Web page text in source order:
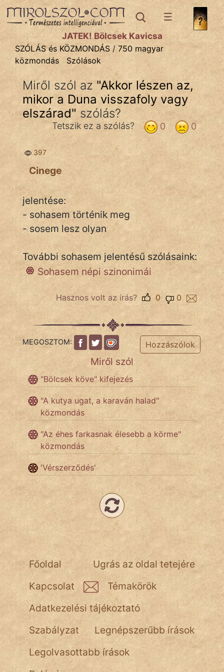
SZÓLÁS ÉS KÖZMONDÁStémák:
Bibliai
Kifejezések
Közmondások
Rímelő
Szállóigék
Szóláscsoportok
Szólások
Tréfás
IRODALOM
PSZICHO
FILM
ÉLETMÓD
És
TÖRTÉNELEM
Népszerű szerzőink:
Jób Gedeon
Láron Ádám
mikkamakka
vörös ördög
nagyöreg
JÁTÉK! Bölcsek Kavicsa
SZÓLÁS és KÖZMONDÁS / 750 magyar
közmondás
Szólások
Miről szól az "Akkor lészen az,
mikor a Duna visszafoly vagy
elszárad" szólás?
0
0
Tetszik ez a szólás?
397
Cinege
jelentése:
- sohasem történik meg
- sosem lesz olyan
További sohasem jelentésű szólásaink:
Sohasem népi szinonimái
Hasznos volt az írás? 0
0
MEGOSZTOM: Hozzászólok
Miről szól
"Bölcsek köve" kifejezés
"A kutya ugat, a karaván halad"
közmondás
"Az éhes farkasnak élesebb a körme"
közmondás
'Vérszerződés'
Ugrás az oldal tetejére
Főoldal
Kapcsolat
Témakörök
Adatkezelési tájékoztató
Szabályzat
Legnépszerűbb írások
Legolvasottabb írások